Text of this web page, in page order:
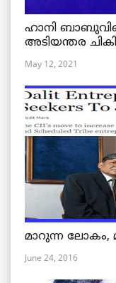
ഹാനി
അടിയന്തര
May 12, 2021
മാറുന്ന
June 24, 2016